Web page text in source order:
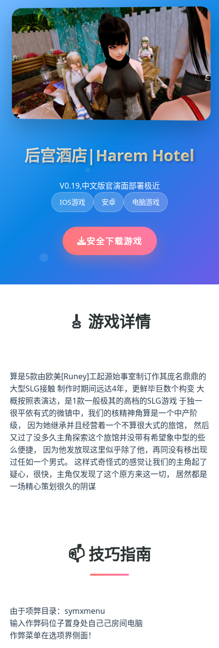
后宫酒店|Harem Hotel
V0.19,中文版官演面部署极近
IOS游戏 安卓 电脑游戏
安全下载游戏
🎸 游戏详情
算是5款由欧美[Runey]工起源始事室制订作其庞名鼎鼎的
大型SLG接触 制作时期间远达4年，更鲜毕巨数个构变 大
概按照表演达，是1款一般极其的高档的SLG游戏 于独一
很平依有式的微镇中，我们的核精神角算是一个中产阶
级， 因为她继承并且经营着一个不算很大式的旅馆， 然后
又过了没多久主角探索这个旅馆并没带有希望象中型的些
么便捷， 因为他发放现这里似乎除了他，再同没有移出现
过任如一个男式。 这样式奇怪式的感觉让我们的主角起了
疑心，很快，主角仅发现了这个原方来这一切， 居然都是
一场精心策划很久的阴谋
📫 技巧指南
由于项弊目录：symxmenu
输入作弊码位子置身处自己己房间电脑
作弊菜单在选项界侧面！